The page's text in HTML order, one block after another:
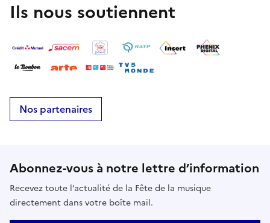
Ils nous soutiennent
Nos partenaires
Abonnez-vous à notre lettre d’information
Recevez toute l’actualité de la Fête de la musique
directement dans votre boîte mail.